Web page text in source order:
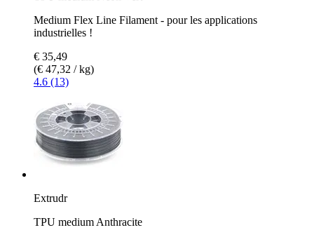
Medium Flex Line Filament - pour les applications
industrielles !
€ 35,49
(€ 47,32 / kg)
4.6 (13)
Extrudr
TPU medium Anthracite